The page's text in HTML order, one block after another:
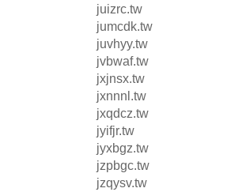
juizrc.tw
jumcdk.tw
juvhyy.tw
jvbwaf.tw
jxjnsx.tw
jxnnnl.tw
jxqdcz.tw
jyifjr.tw
jyxbgz.tw
jzpbgc.tw
jzqysv.tw